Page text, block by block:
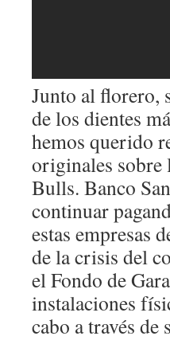
Junto al florero,
de los dientes
hemos querido
originales sobre
Bulls. Banco
continuar
estas empresas
de la crisis del
el Fondo de
instalaciones
cabo a través